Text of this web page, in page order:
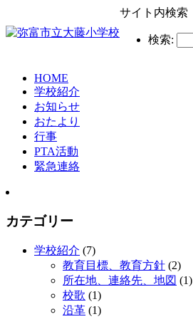
サイト内検索
検索:
HOME
学校紹介
お知らせ
おたより
行事
PTA活動
緊急連絡
カテゴリー
学校紹介 (7)
教育目標、教育方針 (2)
所在地、連絡先、地図 (1)
校歌 (1)
沿革 (1)